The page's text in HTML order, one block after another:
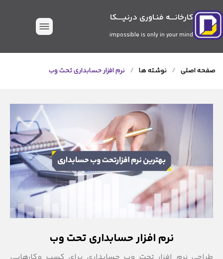
کارخانـــه فنـاوری درنیــــکا
impossible is only in your mind
صفحه اصلی / نوشته ها / نرم افزار حسابداری تحت وب
نرم افزار حسابداری تحت وب